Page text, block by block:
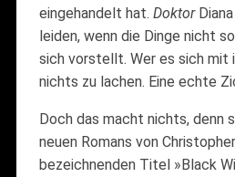
eingehandelt hat. Doktor
leiden, wenn die Dinge nicht
sich vorstellt. Wer es sich mit
nichts zu lachen. Eine echte
Doch das macht nichts, denn
neuen Romans von
bezeichnenden Titel »Black